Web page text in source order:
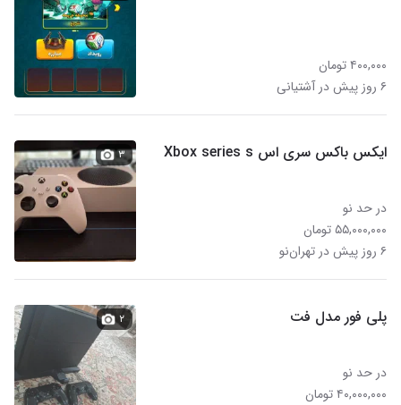
۴۰۰,۰۰۰ تومان
۶ روز پیش در آشتیانی
ایکس باکس سری اس Xbox series s
در حد نو
۵۵,۰۰۰,۰۰۰ تومان
۶ روز پیش در تهران‌نو
۳
پلی فور مدل فت
در حد نو
۴۰,۰۰۰,۰۰۰ تومان
۲